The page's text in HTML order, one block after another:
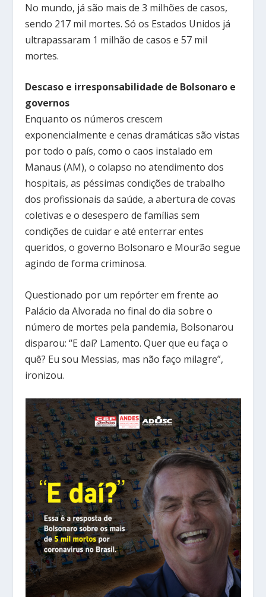
No mundo, já são mais de 3 milhões de casos,
sendo 217 mil mortes. Só os Estados Unidos já
ultrapassaram 1 milhão de casos e 57 mil
mortes.
Descaso e irresponsabilidade de Bolsonaro e
governos
Enquanto os números crescem
exponencialmente e cenas dramáticas são vistas
por todo o país, como o caos instalado em
Manaus (AM), o colapso no atendimento dos
hospitais, as péssimas condições de trabalho
dos profissionais da saúde, a abertura de covas
coletivas e o desespero de famílias sem
condições de cuidar e até enterrar entes
queridos, o governo Bolsonaro e Mourão segue
agindo de forma criminosa.
Questionado por um repórter em frente ao
Palácio da Alvorada no final do dia sobre o
número de mortes pela pandemia, Bolsonarou
disparou: “E daí? Lamento. Quer que eu faça o
quê? Eu sou Messias, mas não faço milagre”,
ironizou.